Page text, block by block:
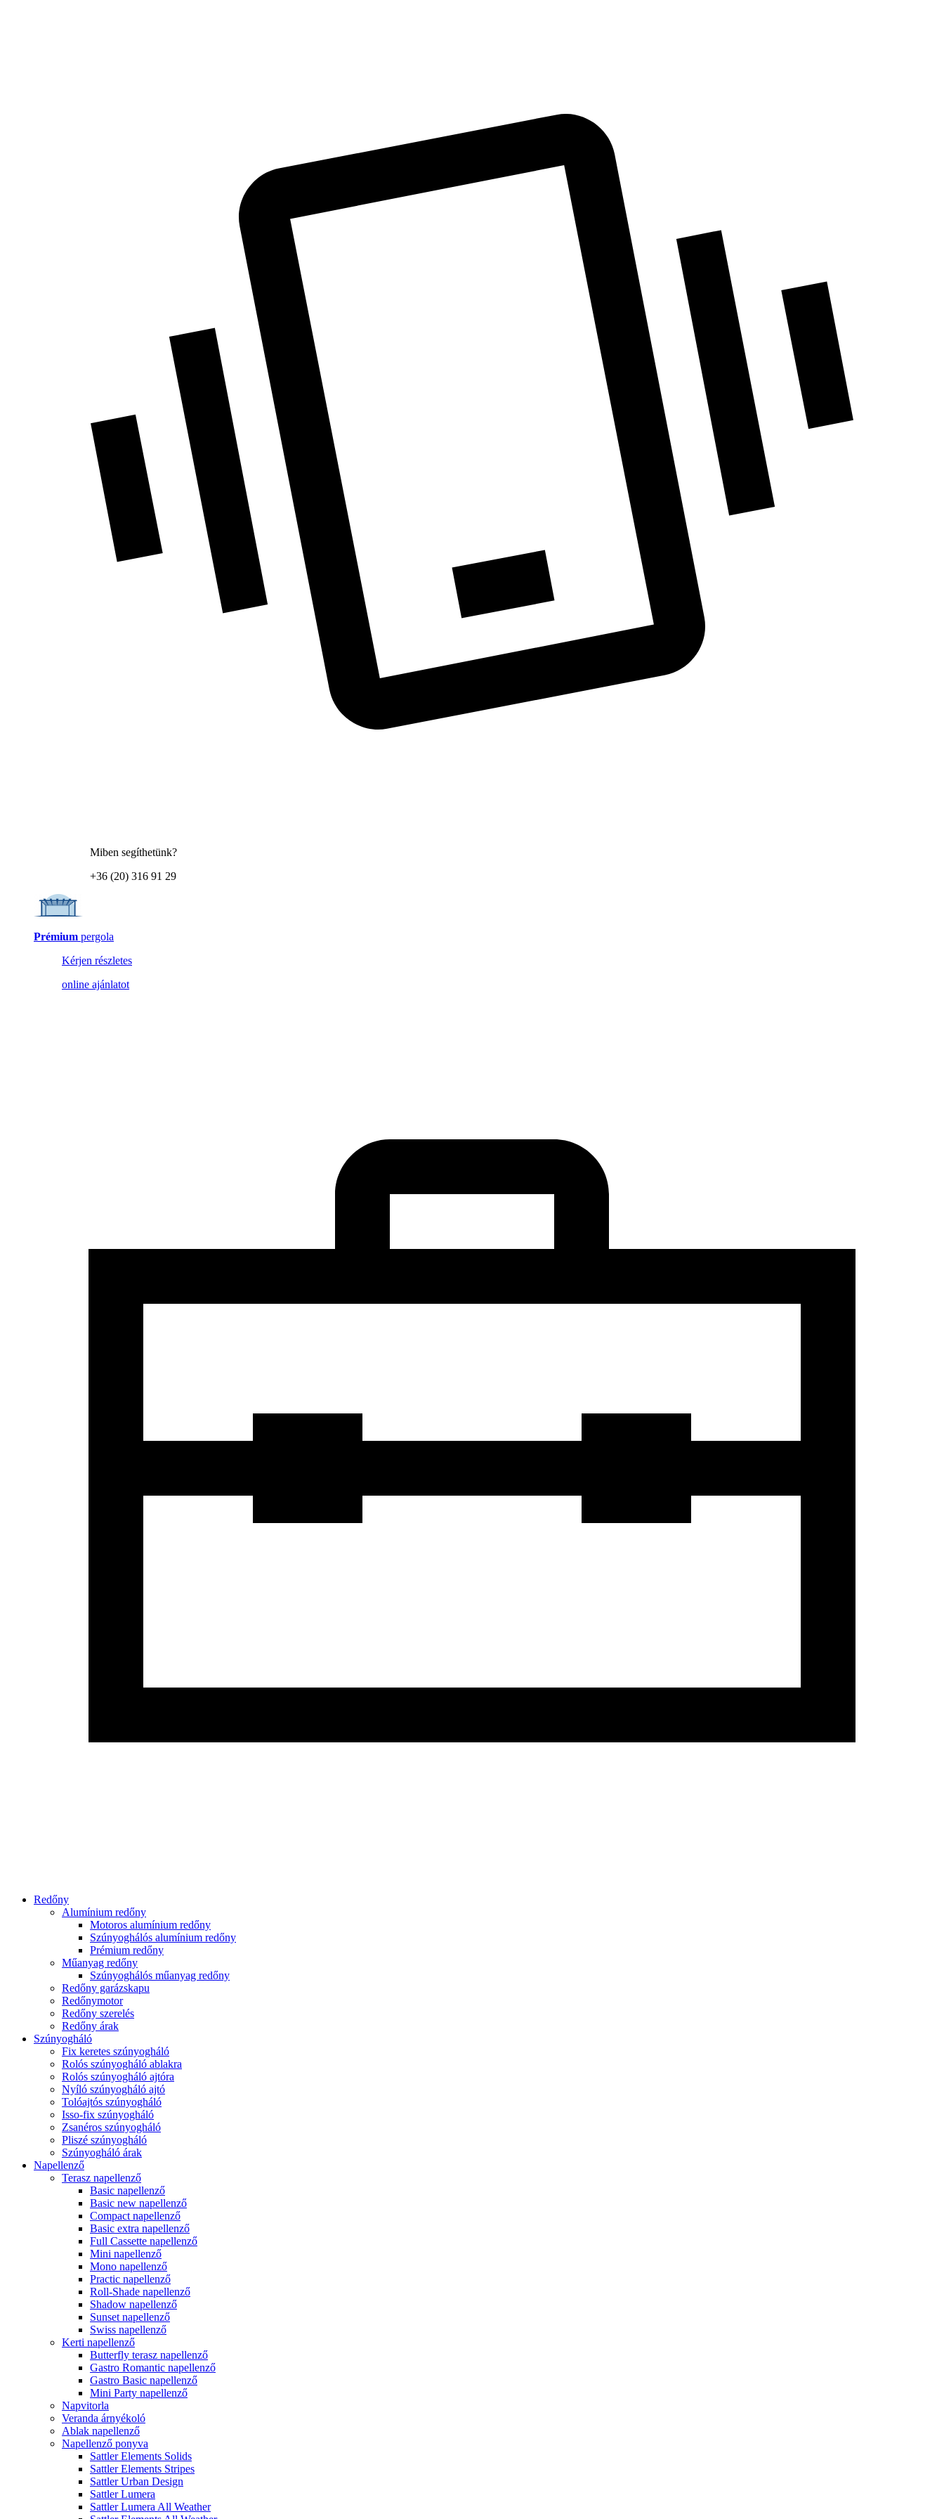
Miben segíthetünk?
+36 (20) 316 91 29
Prémium pergola
Kérjen részletes
online ajánlatot
Redőny
Alumínium redőny
Motoros alumínium redőny
Szúnyoghálós alumínium redőny
Prémium redőny
Műanyag redőny
Szúnyoghálós műanyag redőny
Redőny garázskapu
Redőnymotor
Redőny szerelés
Redőny árak
Szúnyogháló
Fix keretes szúnyogháló
Rolós szúnyogháló ablakra
Rolós szúnyogháló ajtóra
Nyíló szúnyogháló ajtó
Tolóajtós szúnyogháló
Isso-fix szúnyogháló
Zsanéros szúnyogháló
Pliszé szúnyogháló
Szúnyogháló árak
Napellenző
Terasz napellenző
Basic napellenző
Basic new napellenző
Compact napellenző
Basic extra napellenző
Full Cassette napellenző
Mini napellenző
Mono napellenző
Practic napellenző
Roll-Shade napellenző
Shadow napellenző
Sunset napellenző
Swiss napellenző
Kerti napellenző
Butterfly terasz napellenző
Gastro Romantic napellenző
Gastro Basic napellenző
Mini Party napellenző
Napvitorla
Veranda árnyékoló
Ablak napellenző
Napellenző ponyva
Sattler Elements Solids
Sattler Elements Stripes
Sattler Urban Design
Sattler Lumera
Sattler Lumera All Weather